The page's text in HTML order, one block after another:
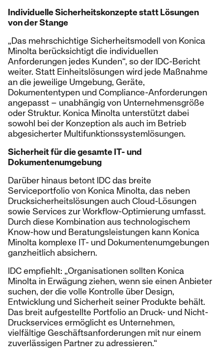
Individuelle Sicherheitskonzepte statt Lösungen
von der Stange
„Das mehrschichtige Sicherheitsmodell von Konica
Minolta berücksichtigt die individuellen
Anforderungen jedes Kunden“, so der IDC-Bericht
weiter. Statt Einheitslösungen wird jede Maßnahme
an die jeweilige Umgebung, Geräte,
Dokumententypen und Compliance-Anforderungen
angepasst – unabhängig von Unternehmensgröße
oder Struktur. Konica Minolta unterstützt dabei
sowohl bei der Konzeption als auch im Betrieb
abgesicherter Multifunktionssystemlösungen.
Sicherheit für die gesamte IT- und
Dokumentenumgebung
Darüber hinaus betont IDC das breite
Serviceportfolio von Konica Minolta, das neben
Drucksicherheitslösungen auch Cloud-Lösungen
sowie Services zur Workflow-Optimierung umfasst.
Durch diese Kombination aus technologischem
Know-how und Beratungsleistungen kann Konica
Minolta komplexe IT- und Dokumentenumgebungen
ganzheitlich absichern.
IDC empfiehlt: „Organisationen sollten Konica
Minolta in Erwägung ziehen, wenn sie einen Anbieter
suchen, der die volle Kontrolle über Design,
Entwicklung und Sicherheit seiner Produkte behält.
Das breit aufgestellte Portfolio an Druck- und Nicht-
Druckservices ermöglicht es Unternehmen,
vielfältige Geschäftsanforderungen mit nur einem
zuverlässigen Partner zu adressieren.“